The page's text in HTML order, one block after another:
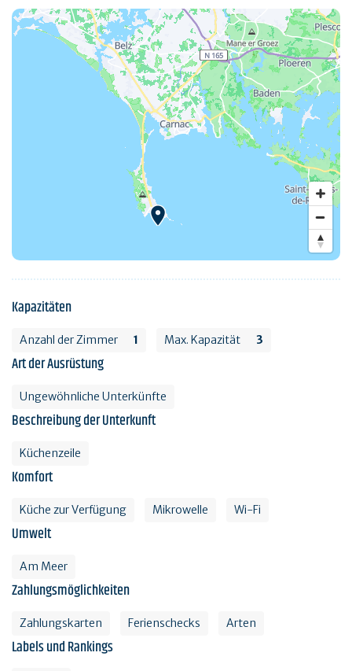
Kapazitäten
Anzahl der Zimmer 1 Max. Kapazität 3
Art der Ausrüstung
Ungewöhnliche Unterkünfte
Beschreibung der Unterkunft
Küchenzeile
Komfort
Küche zur Verfügung Mikrowelle Wi-Fi
Umwelt
Am Meer
Zahlungsmöglichkeiten
Zahlungskarten Ferienschecks Arten
Labels und Rankings